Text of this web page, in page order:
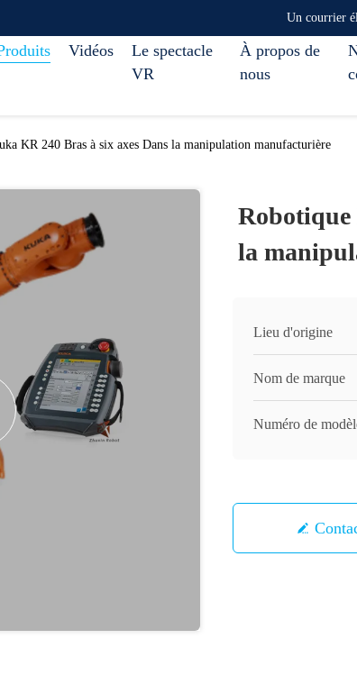
Un courrier
Vidéos
Le spectacle
VR
À propos de
nous
KR 240 Bras à six axes Dans la manipulation manufacturière
Robotique
la
Lieu d'origine
Nom de marque
Numéro de